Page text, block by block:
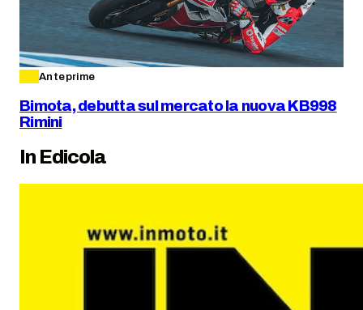
Anteprime
Bimota, debutta sul mercato la nuova KB998
Rimini
In Edicola